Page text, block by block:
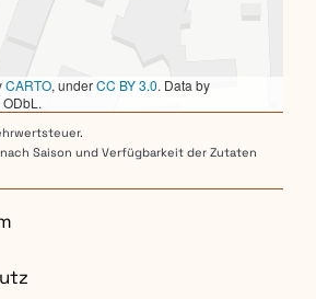
CARTO, underCC BY 3.0. Data by
Saison und Verfügbarkeit der Zutaten